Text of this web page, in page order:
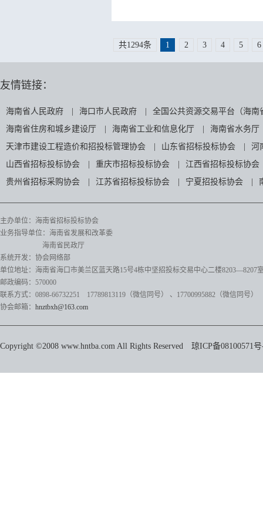
共1294条 1 2 3 4 5 6
友情链接：
海南省人民政府 海口市人民政府
全国公共资源交易平台（海南
海南省住房和城乡建设厅
海南省工业和信息化厅
海南省水务厅
天津市建设工程造价和招投标管理协会
山东省招标投标协会
河
山西省招标投标协会
重庆市招标投标协会
江西省招标投标协会
贵州省招标采购协会
江苏省招标投标协会 宁夏招投标协会
主办单位：海南省招标投标协会
业务指导单位：海南省发展和改革委
海南省民政厅
系统开发：协会网络部
单位地址：海南省海口市美兰区蓝天路15号4栋中坚招投标交易中心二楼8203—8207
邮政编码：570000
联系方式：0898-66732251 17789813119（微信同号）
、17700995882 （微信同号）
协会邮箱： hnztbxh@163.com
Copyright ©2008 www.hntba.com All Rights Reserved 琼ICP备08100571